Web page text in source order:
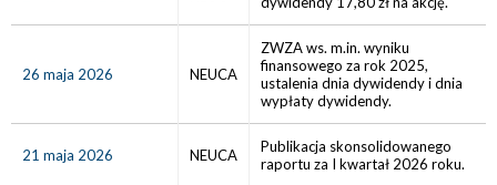
26 maja 2026 NEUCA
ZWZA ws. m.in. wyniku
finansowego za rok 2025,
ustalenia dnia dywidendy i dnia
wypłaty dywidendy.
21 maja 2026 NEUCA
Publikacja skonsolidowanego
raportu za I kwartał 2026 roku.